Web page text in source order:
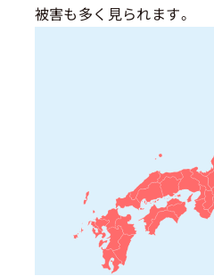
被害も多く見られます。